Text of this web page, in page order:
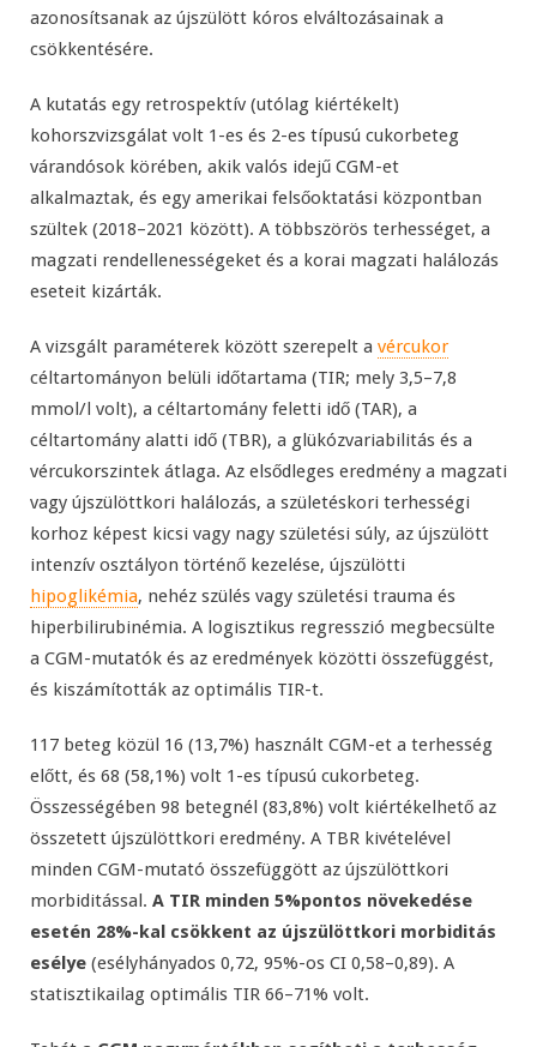
azonosítsanak az újszülött kóros elváltozásainak a
csökkentésére.
A kutatás egy retrospektív (utólag kiértékelt)
kohorszvizsgálat volt 1-es és 2-es típusú cukorbeteg
várandósok körében, akik valós idejű CGM-et
alkalmaztak, és egy amerikai felsőoktatási központban
szültek (2018–2021 között). A többszörös terhességet, a
magzati rendellenességeket és a korai magzati halálozás
eseteit kizárták.
A vizsgált paraméterek között szerepelt a vércukor
céltartományon belüli időtartama (TIR; mely 3,5–7,8
mmol/l volt), a céltartomány feletti idő (TAR), a
céltartomány alatti idő (TBR), a glükózvariabilitás és a
vércukorszintek átlaga. Az elsődleges eredmény a magzati
vagy újszülöttkori halálozás, a születéskori terhességi
korhoz képest kicsi vagy nagy születési súly, az újszülött
intenzív osztályon történő kezelése, újszülötti
hipoglikémia, nehéz szülés vagy születési trauma és
hiperbilirubinémia. A logisztikus regresszió megbecsülte
a CGM-mutatók és az eredmények közötti összefüggést,
és kiszámították az optimális TIR-t.
117 beteg közül 16 (13,7%) használt CGM-et a terhesség
előtt, és 68 (58,1%) volt 1-es típusú cukorbeteg.
Összességében 98 betegnél (83,8%) volt kiértékelhető az
összetett újszülöttkori eredmény. A TBR kivételével
minden CGM-mutató összefüggött az újszülöttkori
morbiditással. A TIR minden 5%pontos növekedése
esetén 28%-kal csökkent az újszülöttkori morbiditás
esélye (esélyhányados 0,72, 95%-os CI 0,58–0,89). A
statisztikailag optimális TIR 66–71% volt.